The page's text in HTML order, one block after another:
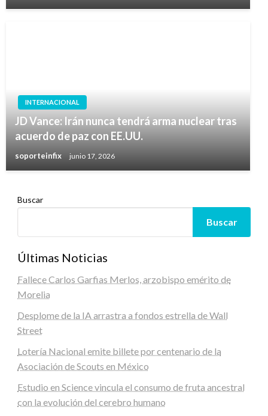
INTERNACIONAL
JD Vance: Irán nunca tendrá arma nuclear tras
acuerdo de paz con EE.UU.
soporteinfix junio 17, 2026
Buscar
Buscar
Últimas Noticias
Fallece Carlos Garfias Merlos, arzobispo emérito de
Morelia
Desplome de la IA arrastra a fondos estrella de Wall
Street
Lotería Nacional emite billete por centenario de la
Asociación de Scouts en México
Estudio en Science vincula el consumo de fruta ancestral
con la evolución del cerebro humano